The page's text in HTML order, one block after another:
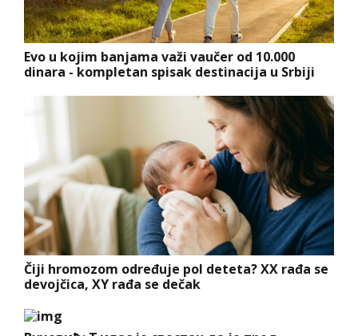
Evo u kojim banjama važi vaučer od 10.000
dinara - kompletan spisak destinacija u Srbiji
Čiji hromozom određuje pol deteta? XX rađa se
devojčica, XY rađa se dečak